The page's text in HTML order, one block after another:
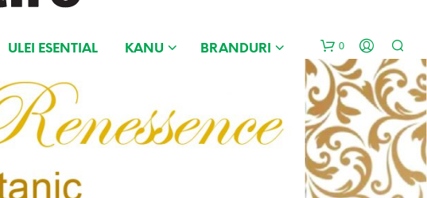
ULEI ESENTIAL KANU BRANDURI 0